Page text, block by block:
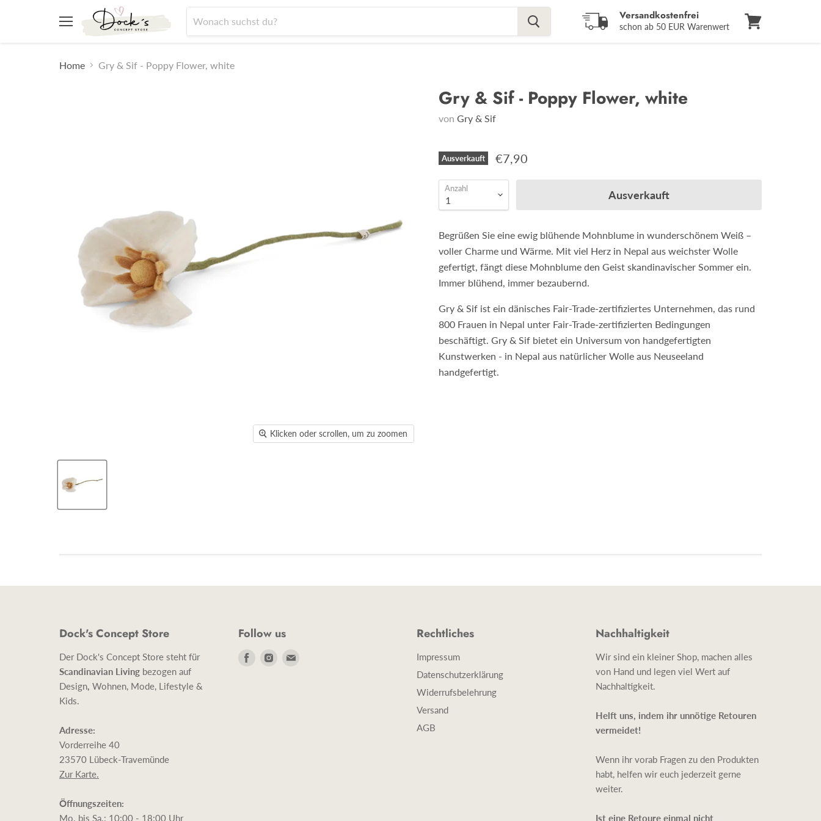
Menü
Versandkostenfrei
schon ab 50 EUR Warenwert
Home
Gry & Sif - Poppy Flower, white
Klicken oder scrollen, um zu zoomen
Gry & Sif - Poppy Flower, white
von Gry & Sif
Ausverkauft €7,90
Anzahl Ausverkauft
Begrüßen Sie eine ewig blühende Mohnblume in wunderschönem Weiß –
voller Charme und Wärme. Mit viel Herz in Nepal aus weichster Wolle
gefertigt, fängt diese Mohnblume den Geist skandinavischer Sommer ein.
Immer blühend, immer bezaubernd.
Gry & Sif ist ein dänisches Fair-Trade-zertifiziertes Unternehmen, das rund
800 Frauen in Nepal unter Fair-Trade-zertifizierten Bedingungen
beschäftigt. Gry & Sif bietet ein Universum von handgefertigten
Kunstwerken - in Nepal aus natürlicher Wolle aus Neuseeland
handgefertigt.
Dock's Concept Store
Der Dock's Concept Store steht für
Scandinavian Living bezogen auf
Design, Wohnen, Mode, Lifestyle &
Kids.
Adresse:
Vorderreihe 40
23570 Lübeck-Travemünde
Zur Karte.
Öffnungszeiten:
Mo. bis Sa.: 10:00 - 18:00 Uhr
Follow us
Finde
Finde
Rechtliches
Impressum
Datenschutzerklärung
Widerrufsbelehrung
Versand
AGB
Nachhaltigkeit
Wir sind ein kleiner Shop, machen alles
von Hand und legen viel Wert auf
Nachhaltigkeit.
Helft uns, indem ihr unnötige Retouren
vermeidet!
Wenn ihr vorab Fragen zu den Produkten
habt, helfen wir euch jederzeit gerne
weiter.
Ist eine Retoure einmal nicht